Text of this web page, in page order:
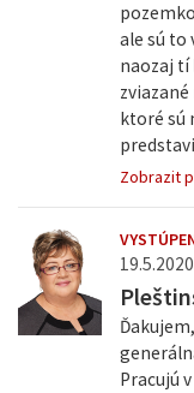
ale sú to
naozaj tí
ktoré sú
Zobrazit
Pracujú